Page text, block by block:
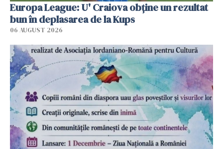
Europa League: U' Craiova obține un rezultat
bun în deplasarea de la Kups
06 AUGUST 2026